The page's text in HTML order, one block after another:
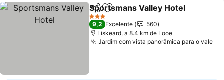
PartilharAdicionar aos favoritos
Sportsmans Valley Hotel
3 Estrelas
9,2 Excelente
560
Liskeard, a 8.4 km de Looe
Jardim com vista panorâmica para o vale